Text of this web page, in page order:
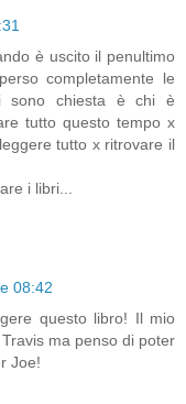
è uscito il penultimo
completamente le
sono chiesta è chi è
tutto questo tempo x
tutto x ritrovare il
i libri...
08:42
questo libro! Il mio
ma penso di poter
Joe!